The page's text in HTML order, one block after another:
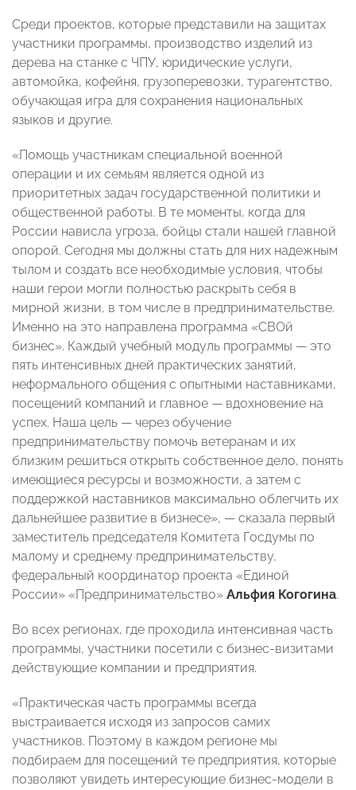
Среди проектов, которые представили на защитах
участники программы, производство изделий из
дерева на станке с ЧПУ, юридические услуги,
автомойка, кофейня, грузоперевозки, турагентство,
обучающая игра для сохранения национальных
языков и другие.
«Помощь участникам специальной военной
операции и их семьям является одной из
приоритетных задач государственной политики и
общественной работы. В те моменты, когда для
России нависла угроза, бойцы стали нашей главной
опорой. Сегодня мы должны стать для них надежным
тылом и создать все необходимые условия, чтобы
наши герои могли полностью раскрыть себя в
мирной жизни, в том числе в предпринимательстве.
Именно на это направлена программа «СВОй
бизнес». Каждый учебный модуль программы — это
пять интенсивных дней практических занятий,
неформального общения с опытными наставниками,
посещений компаний и главное — вдохновение на
успех. Наша цель — через обучение
предпринимательству помочь ветеранам и их
близким решиться открыть собственное дело, понять
имеющиеся ресурсы и возможности, а затем с
поддержкой наставников максимально облегчить их
дальнейшее развитие в бизнесе», — сказала первый
заместитель председателя Комитета Госдумы по
малому и среднему предпринимательству,
федеральный координатор проекта «Единой
России» «Предпринимательство» Альфия Когогина.
Во всех регионах, где проходила интенсивная часть
программы, участники посетили с бизнес-визитами
действующие компании и предприятия.
«Практическая часть программы всегда
выстраивается исходя из запросов самих
участников. Поэтому в каждом регионе мы
подбираем для посещений те предприятия, которые
позволяют увидеть интересующие бизнес-модели в